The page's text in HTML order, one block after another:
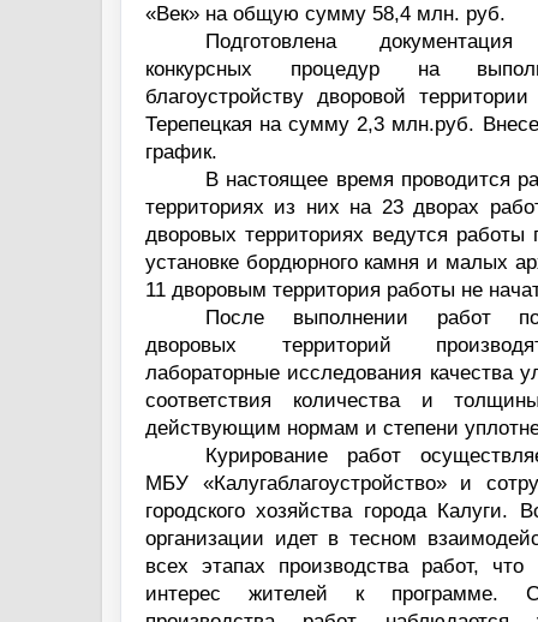
«Век» на общую сумму 58,4 млн. руб.
Подготовлена
конкурсных процедур на
благоустройству дворовой
Терепецкая на сумму 2,3 млн.руб.
график.
В настоящее время проводится
территориях из них на 23 дворах
дворовых территориях ведутся
установке бордюрного камня и малых
11 дворовым территория работы не
После выполнении работ
дворовых территорий
лабораторные исследования качества
соответствия количества и
действующим нормам и степени
Курирование работ
МБУ «Калугаблагоустройство» и
городского хозяйства города Калуги.
организации идет в тесном
всех этапах производства работ,
интерес жителей к программе.